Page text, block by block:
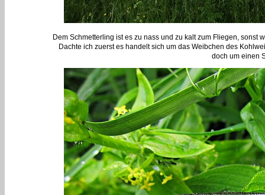
Dem Schmetterling ist es zu nass und zu kalt zum Fliegen,
Dachte ich zuerst es handelt sich um das Weibchen des
doch um einen